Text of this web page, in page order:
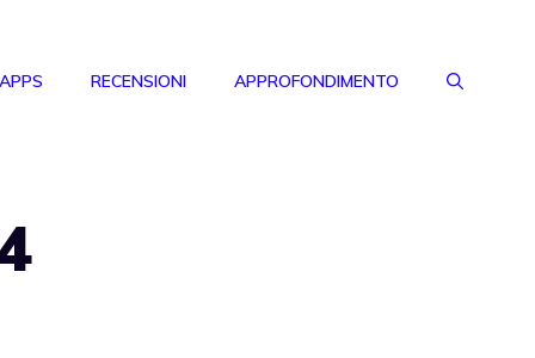
RECENSIONI APPROFONDIMENTO